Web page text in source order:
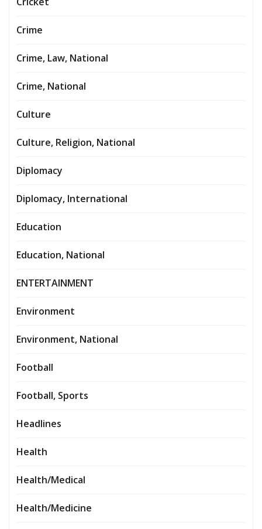
Crime
Crime, Law, National
Crime, National
Culture
Culture, Religion, National
Diplomacy
Diplomacy, International
Education
Education, National
ENTERTAINMENT
Environment
Environment, National
Football
Football, Sports
Headlines
Health
Health/Medical
Health/Medicine